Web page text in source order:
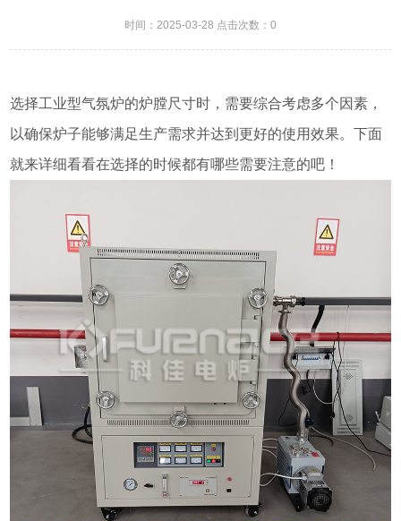
时间：2025-03-28 点击次数：0
选择工业型气氛炉的炉膛尺寸时，需要综合考虑多个因素，
以确保炉子能够满足生产需求并达到更好的使用效果。下面
就来详细看看在选择的时候都有哪些需要注意的吧！